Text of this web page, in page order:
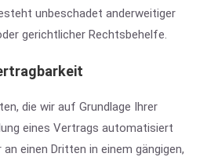
unbeschadet anderweitiger
gerichtlicher Rechtsbehelfe.
die wir auf Grundlage Ihrer
eines Vertrags automatisiert
einen Dritten in einem gängigen,